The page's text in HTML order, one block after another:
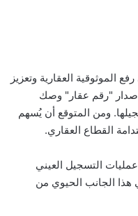
الموثوقية العقارية وتعزيز
"رقم عقار" وصك
ومن المتوقع أن يُسهم
القطاع العقاري.
التسجيل العيني
هذا الجانب الحيوي من